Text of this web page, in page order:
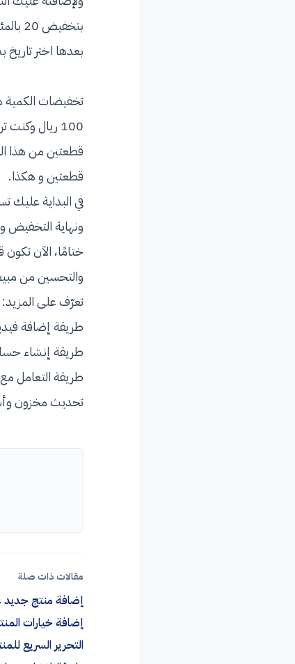
بتخفيض 20 بالمئة من السعر الاساسي وسيظهر السعر بعد التخفيض.
بعدها اختر تاريخ
تخفيضات الكمية
قطعتين و هكذا.
في البداية عليك
ونهاية التخفيض
ختامًا، الآن
والتحسين من
تعرّف على المزيد:
طريقة إضافة
طريقة إنشاء
طريقة التعامل
تحديث مخزون
مقالات ذات صلة
إضافة منتج جديد
إضافة خيارات
التحرير السريع